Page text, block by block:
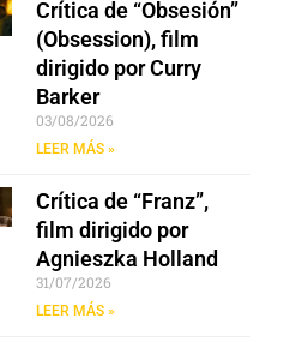
Crítica de “Obsesión”
(Obsession), film
dirigido por Curry
Barker
03/08/2026
LEER MÁS »
Crítica de “Franz”,
film dirigido por
Agnieszka Holland
31/07/2026
LEER MÁS »